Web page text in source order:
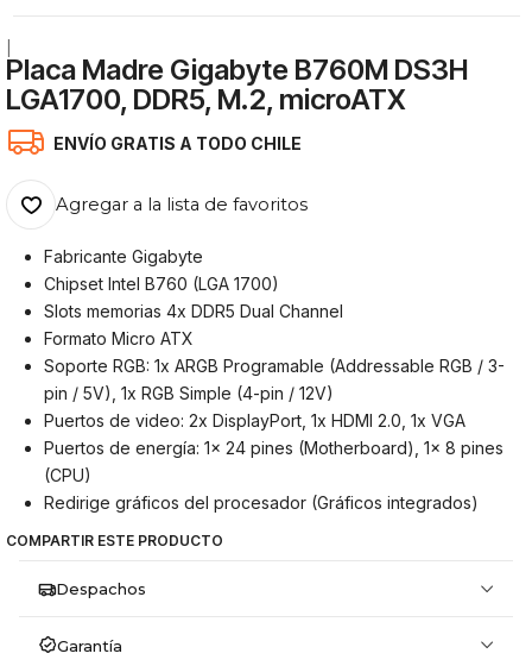
Placa Madre Gigabyte B760M DS3H
LGA1700, DDR5, M.2, microATX
ENVÍO GRATIS A TODO CHILE
Agregar a la lista de favoritos
Fabricante Gigabyte
Chipset Intel B760 (LGA 1700)
Slots memorias 4x DDR5 Dual Channel
Formato Micro ATX
Soporte RGB: 1x ARGB Programable (Addressable RGB / 3-
pin / 5V), 1x RGB Simple (4-pin / 12V)
Puertos de video: 2x DisplayPort, 1x HDMI 2.0, 1x VGA
Puertos de energía: 1x 24 pines (Motherboard), 1x 8 pines
(CPU)
Redirige gráficos del procesador (Gráficos integrados)
COMPARTIR ESTE PRODUCTO
Despachos
Garantía